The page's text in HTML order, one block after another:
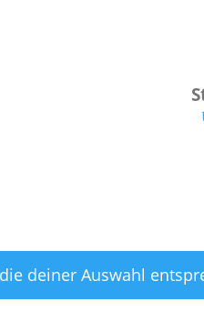
deiner Auswahl